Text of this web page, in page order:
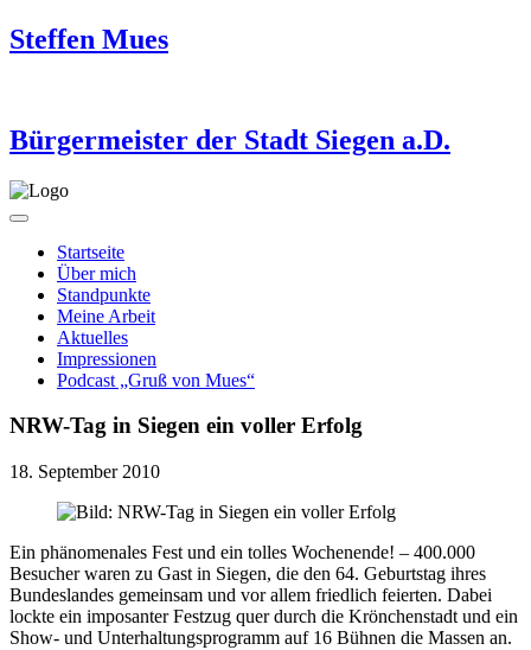
Steffen Mues
Bürgermeister der Stadt Siegen a.D.
Startseite
Über mich
Standpunkte
Meine Arbeit
Aktuelles
Impressionen
Podcast „Gruß von Mues“
NRW-Tag in Siegen ein voller Erfolg
18. September 2010
Ein phänomenales Fest und ein tolles Wochenende! – 400.000
Besucher waren zu Gast in Siegen, die den 64. Geburtstag ihres
Bundeslandes gemeinsam und vor allem friedlich feierten. Dabei
lockte ein imposanter Festzug quer durch die Krönchenstadt und ein
Show- und Unterhaltungsprogramm auf 16 Bühnen die Massen an.